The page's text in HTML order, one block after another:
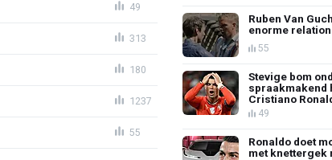
49
313
180
1237
55
Ruben Van
enorme
55
Stevige bom
spraakmakend
Cristiano
49
Ronaldo doet
met knettergek